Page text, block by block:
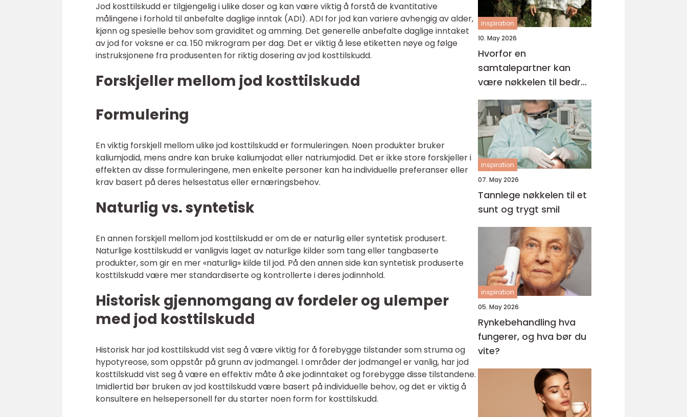
Jod kosttilskudd er tilgjengelig i ulike doser og kan være viktig å forstå de kvantitative
målingene i forhold til anbefalte daglige inntak (ADI). ADI for jod kan variere avhengig av alder,
kjønn og spesielle behov som graviditet og amming. Det generelle anbefalte daglige inntaket
av jod for voksne er ca. 150 mikrogram per dag. Det er viktig å lese etiketten nøye og følge
instruksjonene fra produsenten for riktig dosering av jod kosttilskudd.
Forskjeller mellom jod kosttilskudd
Formulering
En viktig forskjell mellom ulike jod kosttilskudd er formuleringen. Noen produkter bruker
kaliumjodid, mens andre kan bruke kaliumjodat eller natriumjodid. Det er ikke store forskjeller i
effekten av disse formuleringene, men enkelte personer kan ha individuelle preferanser eller
krav basert på deres helsestatus eller ernæringsbehov.
Naturlig vs. syntetisk
En annen forskjell mellom jod kosttilskudd er om de er naturlig eller syntetisk produsert.
Naturlige kosttilskudd er vanligvis laget av naturlige kilder som tang eller tangbaserte
produkter, som gir en mer «naturlig» kilde til jod. På den annen side kan syntetisk produserte
kosttilskudd være mer standardiserte og kontrollerte i deres jodinnhold.
Historisk gjennomgang av fordeler og ulemper
med jod kosttilskudd
Historisk har jod kosttilskudd vist seg å være viktig for å forebygge tilstander som struma og
hypotyreose, som oppstår på grunn av jodmangel. I områder der jodmangel er vanlig, har jod
kosttilskudd vist seg å være en effektiv måte å øke jodinntaket og forebygge disse tilstandene.
Imidlertid bør bruken av jod kosttilskudd være basert på individuelle behov, og det er viktig å
konsultere en helsepersonell før du starter noen form for kosttilskudd.
inspiration
10. May 2026
Hvorfor en
samtalepartner kan
være nøkkelen til bedre
hverdagsmestring
inspiration
07. May 2026
Tannlege nøkkelen til et
sunt og trygt smil
inspiration
05. May 2026
Rynkebehandling hva
fungerer, og hva bør du
vite?